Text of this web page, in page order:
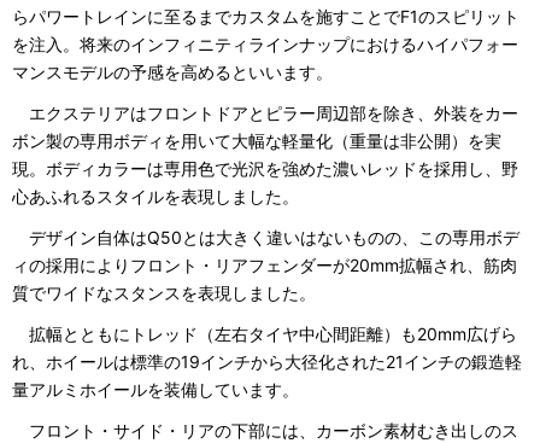
らパワートレインに至るまでカスタムを施すことでF1のスピリット
を注入。将来のインフィニティラインナップにおけるハイパフォー
マンスモデルの予感を高めるといいます。
エクステリアはフロントドアとピラー周辺部を除き、外装をカー
ボン製の専用ボディを用いて大幅な軽量化（重量は非公開）を実
現。ボディカラーは専用色で光沢を強めた濃いレッドを採用し、野
心あふれるスタイルを表現しました。
デザイン自体はQ50とは大きく違いはないものの、この専用ボデ
ィの採用によりフロント・リアフェンダーが20mm拡幅され、筋肉
質でワイドなスタンスを表現しました。
拡幅とともにトレッド（左右タイヤ中心間距離）も20mm広げら
れ、ホイールは標準の19インチから大径化された21インチの鍛造軽
量アルミホイールを装備しています。
フロント・サイド・リアの下部には、カーボン素材むき出しのス